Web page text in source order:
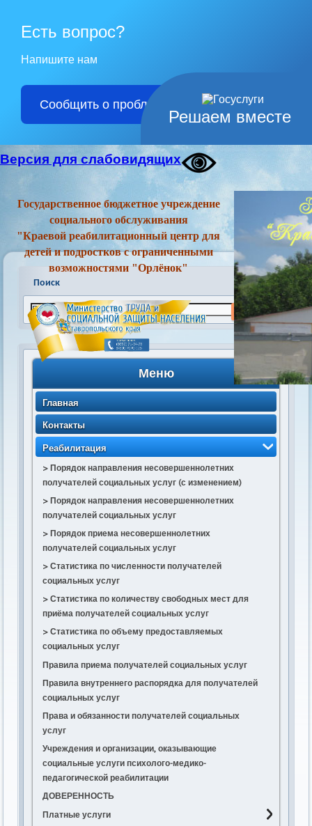
Решаем вместе
Есть вопрос?
Напишите нам
Сообщить о проблеме
Версия для слабовидящих
Государственное бюджетное учреждение
социального обслуживания
"Краевой реабилитационный центр для
детей и подростков с ограниченными
возможностями "Орлёнок"
Поиск
Меню
Главная
Контакты
Реабилитация
> Порядок направления несовершеннолетних
получателей социальных услуг (с изменением)
> Порядок направления несовершеннолетних
получателей социальных услуг
> Порядок приема несовершеннолетних
получателей социальных услуг
> Статистика по численности получателей
социальных услуг
> Статистика по количеству свободных мест для
приёма получателей социальных услуг
> Статистика по объему предоставляемых
социальных услуг
Правила приема получателей социальных услуг
Правила внутреннего распорядка для получателей
социальных услуг
Права и обязанности получателей социальных
услуг
Учреждения и организации, оказывающие
социальные услуги психолого-медико-
педагогической реабилитации
ДОВЕРЕННОСТЬ
Платные услуги